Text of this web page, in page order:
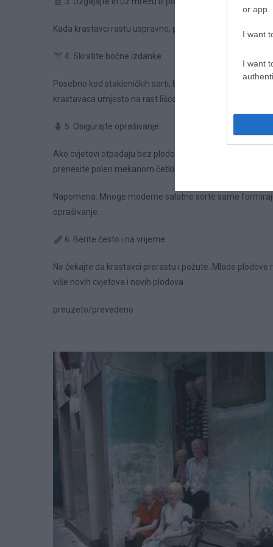
or app.
I want
I want
Kada krastavci rastu uspravno, plodovi ne leže na zemlji,
4. Skratite bočne izdanke.
Posebno kod stakleničkih sorti, bočne izdanke skratite
krastavaca umjesto na rast lišća.
5. Osigurajte oprašivanje.
Ako cvjetovi otpadaju bez plodova, moguće je da nema
prenesite polen mekanom četkicom s cvijeta na cvijet.
Napomena: Mnoge moderne salatne sorte same
oprašivanje.
6. Berite često i na vrijeme.
Ne čekajte da krastavci prerastu i požute. Mlade
više novih cvjetova i novih plodova.
preuzeto/prevedeno